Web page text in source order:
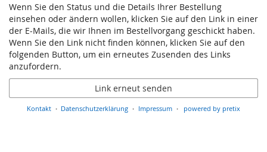
Wenn Sie den Status und die Details Ihrer Bestellung
einsehen oder ändern wollen, klicken Sie auf den Link in einer
der E-Mails, die wir Ihnen im Bestellvorgang geschickt haben.
Wenn Sie den Link nicht finden können, klicken Sie auf den
folgenden Button, um ein erneutes Zusenden des Links
anzufordern.
Link erneut senden
Kontakt Datenschutzerklärung Impressum powered by pretix